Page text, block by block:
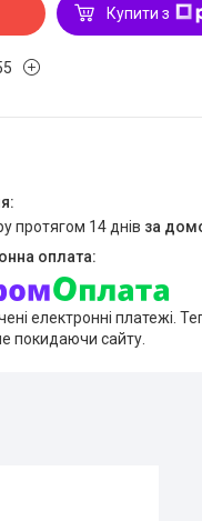
Купити з
протягом 14 днів за
електронні платежі.
покидаючи сайту.